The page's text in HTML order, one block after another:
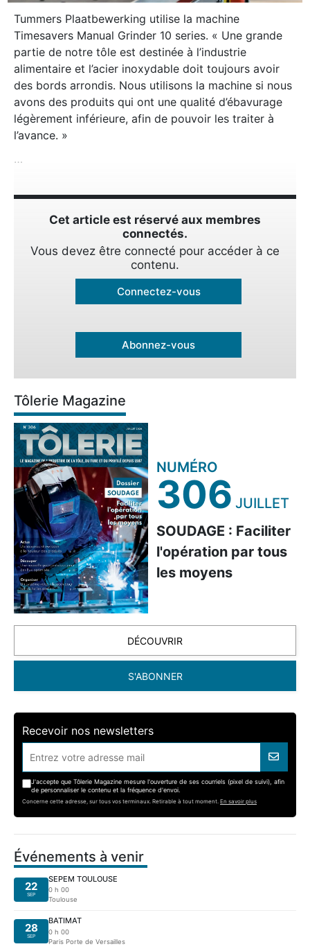
Tummers Plaatbewerking utilise la machine
Timesavers Manual Grinder 10 series. « Une grande
partie de notre tôle est destinée à l’industrie
alimentaire et l’acier inoxydable doit toujours avoir
des bords arrondis. Nous utilisons la machine si nous
avons des produits qui ont une qualité d’ébavurage
légèrement inférieure, afin de pouvoir les traiter à
l’avance. »
…
Cet article est réservé aux membres
connectés.
Vous devez être connecté pour accéder à ce
contenu.
Connectez-vous
Abonnez-vous
Tôlerie Magazine
NUMÉRO
306 JUILLET
SOUDAGE : Faciliter
l'opération par tous
les moyens
DÉCOUVRIR
S'ABONNER
Recevoir nos newsletters
J'accepte que Tôlerie Magazine mesure l'ouverture de ses courriels (pixel de suivi), afin
de personnaliser le contenu et la fréquence d'envoi.
Concerne cette adresse, sur tous vos terminaux. Retirable à tout moment. En savoir plus
Événements à venir
22
SEP
SEPEM TOULOUSE
0 h 00
Toulouse
28
SEP
BATIMAT
0 h 00
Paris Porte de Versailles